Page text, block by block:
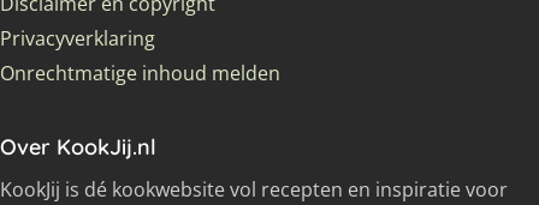
Privacyverklaring
Onrechtmatige inhoud melden
Over KookJij.nl
KookJij is dé kookwebsite vol recepten en inspiratie voor